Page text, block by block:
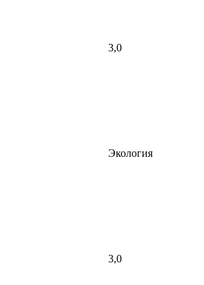
3,0
Экология
3,0